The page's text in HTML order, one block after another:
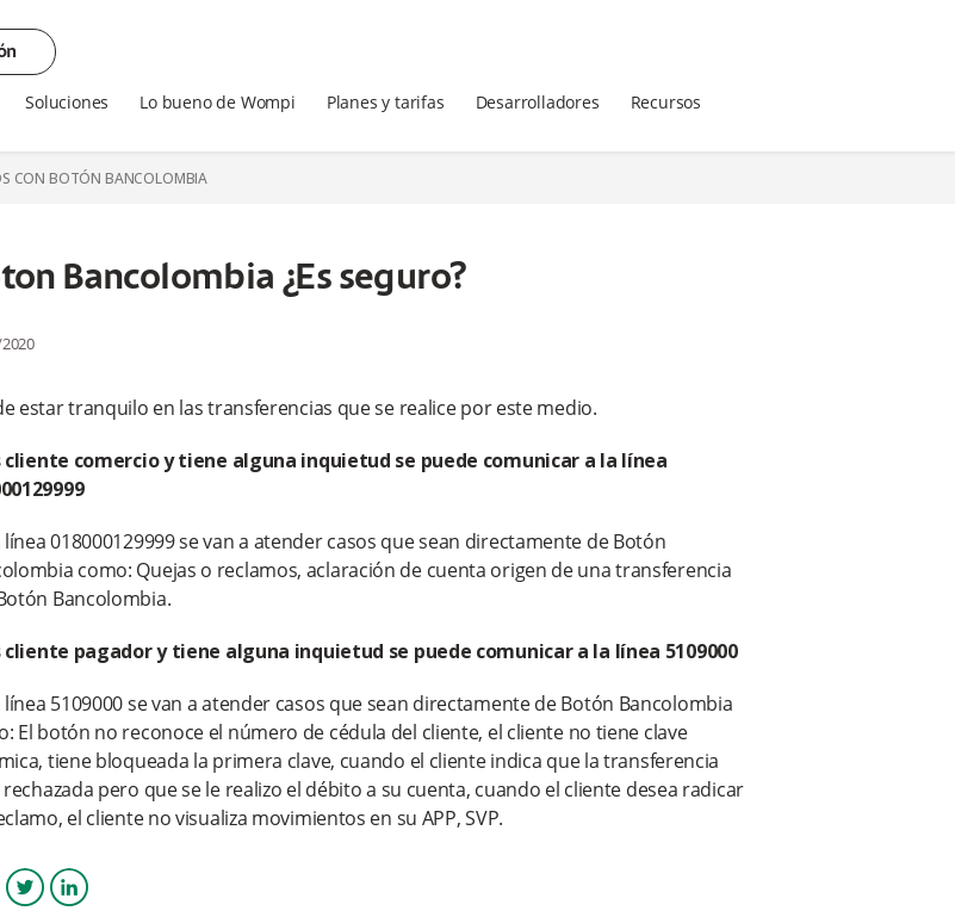
Soluciones Lo bueno de Wompi Planes y tarifas Desarrolladores Recursos
CON BOTÓN BANCOLOMBIA
Bancolombia ¿Es seguro?
estar tranquilo en las transferencias que se realice por este medio.
cliente comercio y tiene alguna inquietud se puede comunicar a la línea
línea 018000129999 se van a atender casos que sean directamente de Botón
como: Quejas o reclamos, aclaración de cuenta origen de una transferencia
Bancolombia.
cliente pagador y tiene alguna inquietud se puede comunicar a la línea 5109000
línea 5109000 se van a atender casos que sean directamente de Botón Bancolombia
El botón no reconoce el número de cédula del cliente, el cliente no tiene clave
tiene bloqueada la primera clave, cuando el cliente indica que la transferencia
pero que se le realizo el débito a su cuenta, cuando el cliente desea radicar
el cliente no visualiza movimientos en su APP, SVP.